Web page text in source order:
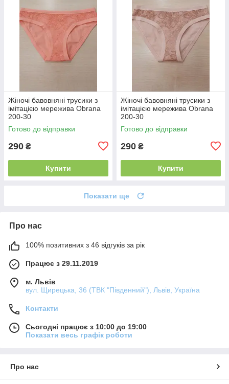
Жіночі бавовняні трусики з
імітацією мережива Obrana
200-30
Готово до відправки
290 ₴
Купити
Жіночі бавовняні трусики з
імітацією мережива Obrana
200-30
Готово до відправки
290 ₴
Купити
Показати ще
Про нас
100% позитивних з 46 відгуків за рік
Працює з 29.11.2019
м. Львів
вул. Щирецька, 36 (ТВК "Південний"), Львів, Україна
Контакти
Сьогодні працює з 10:00 до 19:00
Показати весь графік роботи
Про нас